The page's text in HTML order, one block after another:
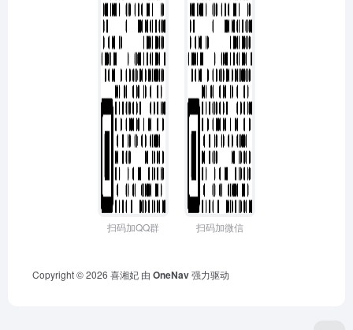
扫码加QQ群 扫码加微信
Copyright © 2026 喜湘妃 由 OneNav强力驱动